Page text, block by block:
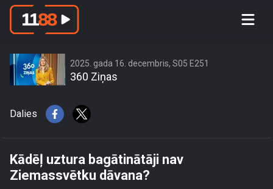
Kādēļ uztura bagātinātāji nav
2025. gada 16. decembris, S05 E251
360 Ziņas
Dalies
Kādēļ uztura bagātinātāji nav
Ziemassvētku dāvana?